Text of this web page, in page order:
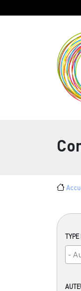
Fil
TYPE